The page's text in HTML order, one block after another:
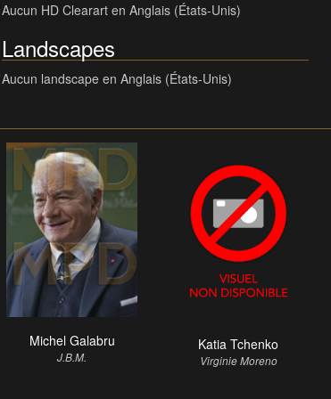
Aucun HD Clearart en Anglais (États-Unis)
Landscapes
Aucun landscape en Anglais (États-Unis)
Michel Galabru
J.B.M.
Katia Tchenko
Virginie Moreno